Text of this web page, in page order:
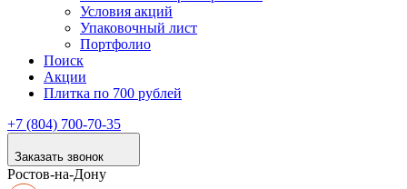
Условия акций
Упаковочный лист
Портфолио
Поиск
Акции
Плитка по 700 рублей
+7 (804) 700-70-35
Заказать звонок
Ростов-на-Дону